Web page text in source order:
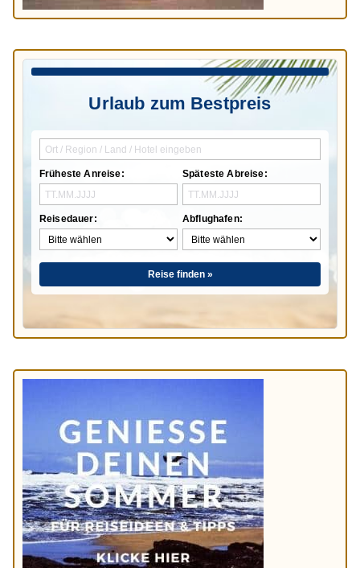
Urlaub zum Bestpreis
Früheste Anreise:
Reisedauer:
Späteste Abreise:
Abflughafen:
Reise finden »